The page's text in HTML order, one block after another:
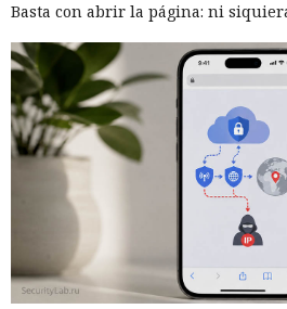
Basta con abrir la página: ni